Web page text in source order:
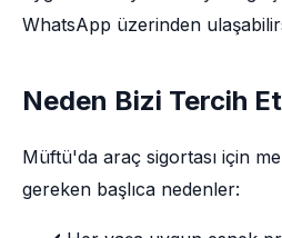
WhatsApp üzerinden
Neden Bizi Tercih
Müftü'da araç sigortası için
gereken başlıca nedenler: